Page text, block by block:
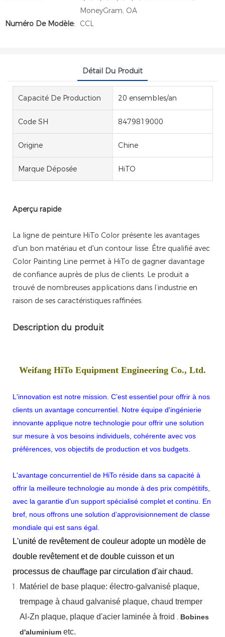
MoneyGram, OA
Numéro De Modèle:
CCL
Détail Du Produit
Capacité De Production 20 ensembles/an
Code SH 8479819000
Origine Chine
Marque Déposée HiTO
Aperçu rapide
La ligne de peinture HiTo Color présente les avantages
d'un bon matériau et d'un contour lisse. Être qualifié avec
Color Painting Line permet à HiTo de gagner davantage
de confiance auprès de plus de clients. Le produit a
trouvé de nombreuses applications dans l’industrie en
raison de ses caractéristiques raffinées.
Description du produit
Weifang HiTo Equipment Engineering Co., Ltd.
L'innovation est notre mission. C’est essentiel pour offrir à nos
clients un avantage concurrentiel. Notre équipe d'ingénierie
innovante applique notre technologie pour offrir une solution
sur mesure à vos besoins individuels, cohérente avec vos
préférences, vos objectifs de production et vos budgets.
L'avantage concurrentiel de HiTo réside dans sa capacité à
offrir la meilleure technologie au monde à des prix compétitifs,
avec la garantie d'un support spécialisé complet et continu. En
bref, nous offrons une solution d’approvisionnement de classe
mondiale qui est sans égal.
L'unité de revêtement de couleur adopte un modèle de
double revêtement et de double cuisson et un
processus de chauffage par circulation d'air chaud.
Matériel de base plaque: électro-galvanisé plaque,
trempage à chaud galvanisé plaque, chaud tremper
Al-Zn plaque, plaque d'acier laminée à froid , Bobines
d'aluminium etc.